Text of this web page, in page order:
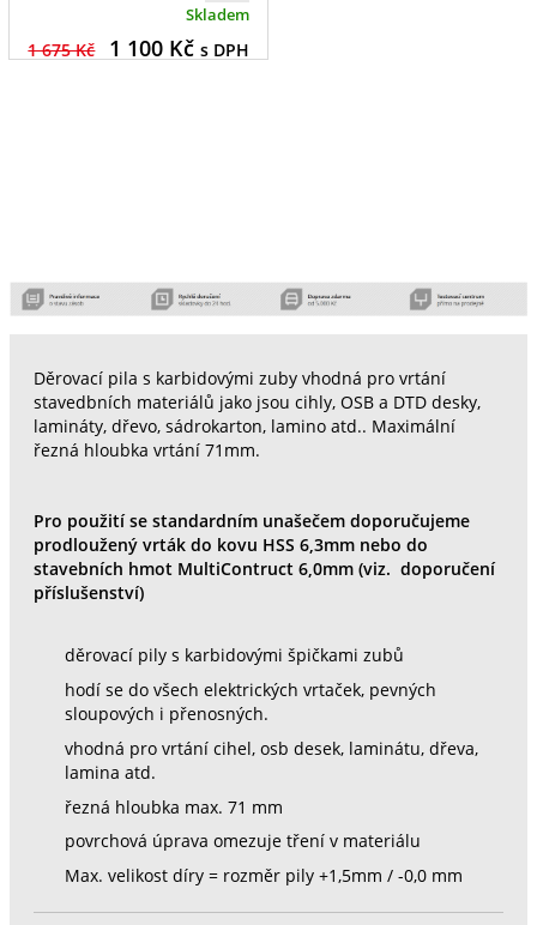
Skladem
1 675 Kč 1 100Kč s DPH
Děrovací pila s karbidovými zuby vhodná pro vrtání
stavedbních materiálů jako jsou cihly, OSB a DTD desky,
lamináty, dřevo, sádrokarton, lamino atd.. Maximální
řezná hloubka vrtání 71mm.
Pro použití se standardním unašečem doporučujeme
prodloužený vrták do kovu HSS 6,3mm nebo do
stavebních hmot MultiContruct 6,0mm (viz. doporučení
příslušenství)
děrovací pily s karbidovými špičkami zubů
hodí se do všech elektrických vrtaček, pevných
sloupových i přenosných.
vhodná pro vrtání cihel, osb desek, laminátu, dřeva,
lamina atd.
řezná hloubka max. 71 mm
povrchová úprava omezuje tření v materiálu
Max. velikost díry = rozměr pily +1,5mm / -0,0 mm